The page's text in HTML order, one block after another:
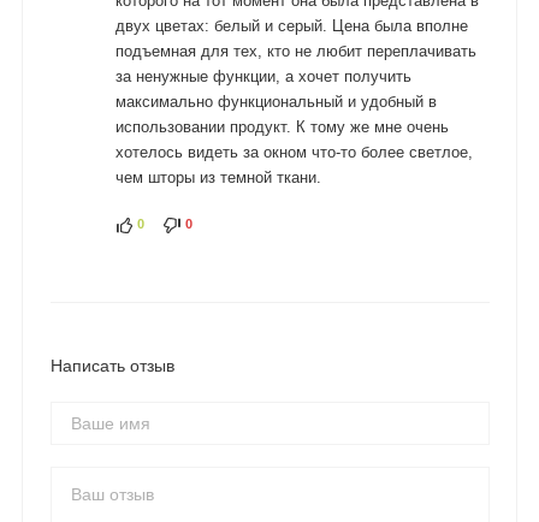
двух цветах: белый и серый. Цена была вполне
подъемная для тех, кто не любит переплачивать
за ненужные функции, а хочет получить
максимально функциональный и удобный в
использовании продукт. К тому же мне очень
хотелось видеть за окном что-то более светлое,
чем шторы из темной ткани.
0 0
Написать отзыв